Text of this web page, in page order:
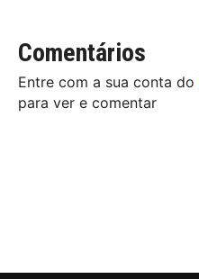
Comentários
Entre com a sua conta do
para ver e comentar